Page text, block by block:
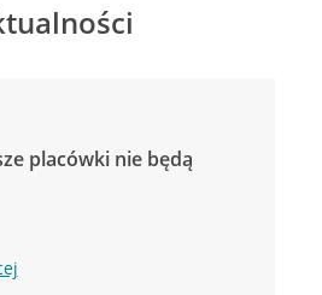
placówki nie będą